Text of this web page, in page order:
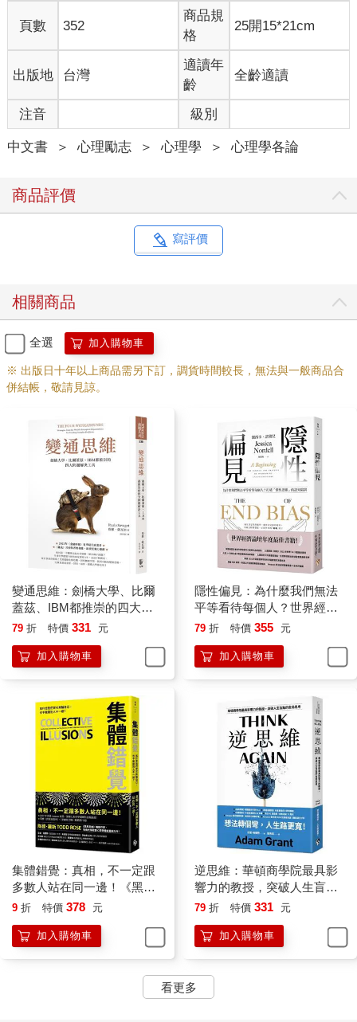
的學生，教授說：「想必是你男朋友替你解答的。」這句話冒犯
了巴雷斯。題目當然是他自己解開的，他甚至根本沒有男朋友。
可是當時他不認為教授此言帶有歧視，因為他以為性別歧視已經
不存在了。就算性別歧視還存在，由於他對女性身分缺少認同，
不足以讓他覺得性別歧視會發生在他身上，他只氣憤自己被指控
作弊。在變性之前，巴雷斯認為自己受到的對待就跟其他人一
樣。
現在他有了驚人的證據，證明了事情正好相反。那簡直就像個科
學實驗：他擁有同樣的學歷、同樣的技能、同樣的成就、同樣的
看出，他的日常遭遇、他的科學家生涯、他的生活全都由別人眼
中所見的性別所塑造，以他自己以前不曾看出的方式。在變性之
盤，但是當造成貶抑的因素忽然消失，這一切就變得清晰可見。
如今，男性和女性所受到的差別待遇被看清了，就像花瓣在紫外
示科學界的女性之所以不多，可能係由於兩性在能力上的先天差
異，巴雷斯無法默不吭聲。他在《自然》雜誌（Nature）上發表
了一篇由衷的呼籲，要求科學界關注偏見的問題。
「這就是女性在學術界工作所佔比例不高的原因」，他說，「原
因不在於照顧小孩，也不在於家庭責任。」他又說，在他改以男
性的身分在科學界工作之後，「這個念頭在我腦中浮現了一百萬
並不是說巴雷斯在變性之前從未在職業生涯中遇到過障礙和偏
見，「只是我從來沒有看出來」，他告訴我。
我們當中許多人都曾在與別人接觸時有過經驗，使我們納悶偏見
是否起了作用。但是我們呈現在外界眼中的樣子如果不曾有過戲
劇化的轉變，我們可能就沒有機會來證實這些直覺。如果我們的
體重有了可觀的增減，或是有了明顯可見的殘疾，我們或許能夠
向自己證實這些直覺。如果我們去其他國家旅行，而我們的膚色
在當地具有不同的意義，那麼我們或許也會看得出來。就像有個
黑人學生告訴我，他在義大利旅行時有種奇怪的感覺，後來他明
白那是因為他在商店裡沒有被懷有疑心的店員緊盯著。異性婚姻
的夫妻，如果配偶進行了性別轉換，就往往會看出當他們還是異
性婚姻的伴侶時多麼受到認可。最終，我們當中許多人都將會感
己所遭遇的偏見。
雖然很難確知偏見在人際互動中起了多少作用，有愈來愈多的研
究證實了差別待遇的確存在，幾乎遍及人類經驗的每一個領域，
影響及於形形色色的社會群體。在最好的研究中，只有一個身分
標記被改變，其餘的變數均維持不變。研究發現：如果你想被研
究所錄取，而你的名字聽起來像是印度裔、華裔、拉美裔、非裔
或女性，那麼你收到校方回覆的可能性就比你叫作布萊德‧安德森
時來得小。如果你們是一對同性伴侶，你們在申請房貸時就比異
性伴侶更可能遭到拒絕，也可能會被收取更高的費用。一項研究
發現：如果你是個有犯罪紀錄的白人求職者，你得到回音的可能
性會高於有犯罪紀錄的黑人，甚至會高於沒有犯罪紀錄的黑人。
類似的例子還有很多。如果你是拉美裔或黑人，比起白人病人，
你得到鴉片類止痛藥物的可能性比較小；如果你是黑人，即使你
受了外傷或動過手術，情況也仍是如此。如果你是個肥胖的小
孩，和苗條的小孩相比，老師比較會懷疑你的學習能力。如果你
年，你向法律事務所求職時就比較可能得到回音，除非你是個女
性，在這種情況下，你會被認為不像富有的男性那麼全心投入。
如果你是個黑人學生，比起有同樣行為的白人學生，你比較可能
被視為惹事生非。如果你是個淺膚色的籃球員，播報員比較可能
頁數 352
商品規
格
25開15*21cm
出版地 台灣
適讀年
齡
全齡適讀
注音 級別
中文書 ＞ 心理勵志 ＞ 心理學 ＞ 心理學各論
商品評價
寫評價
相關商品
全選 加入購物車
※ 出版日十年以上商品需另下訂，調貨時間較長，無法與一般商品合
併結帳，敬請見諒。
變通思維：劍橋大學、比爾
蓋茲、IBM都推崇的四大問
題解決工具
79 折 特價 331 元
加入購物車
隱性偏見：為什麼我們無法
平等看待每個人？世界經濟
論壇年度最佳書籍！
79 折 特價 355 元
加入購物車
集體錯覺：真相，不一定跟
多數人站在同一邊！《黑馬
思維》暢銷作家最新力作！
9 折 特價 378 元
加入購物車
逆思維：華頓商學院最具影
響力的教授，突破人生盲點
的全局思考
79 折 特價 331 元
加入購物車
看更多